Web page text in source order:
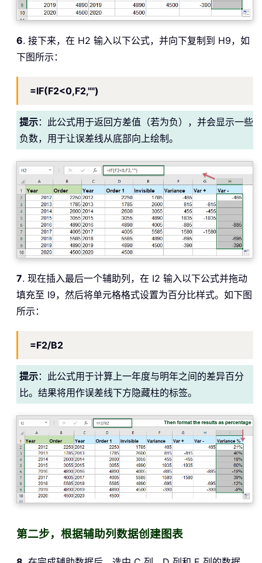
6. 接下来，在 H2 输入以下公式，并向下复制到 H9，如
下图所示：
=IF(F2<0,F2,"")
提示：此公式用于返回方差值（若为负），并会显示一些
负数，用于让误差线从底部向上绘制。
7. 现在插入最后一个辅助列，在 I2 输入以下公式并拖动
填充至 I9，然后将单元格格式设置为百分比样式。如下图
所示：
=F2/B2
提示：此公式用于计算上一年度与明年之间的差异百分
比。结果将用作误差线下方隐藏柱的标签。
第二步，根据辅助列数据创建图表